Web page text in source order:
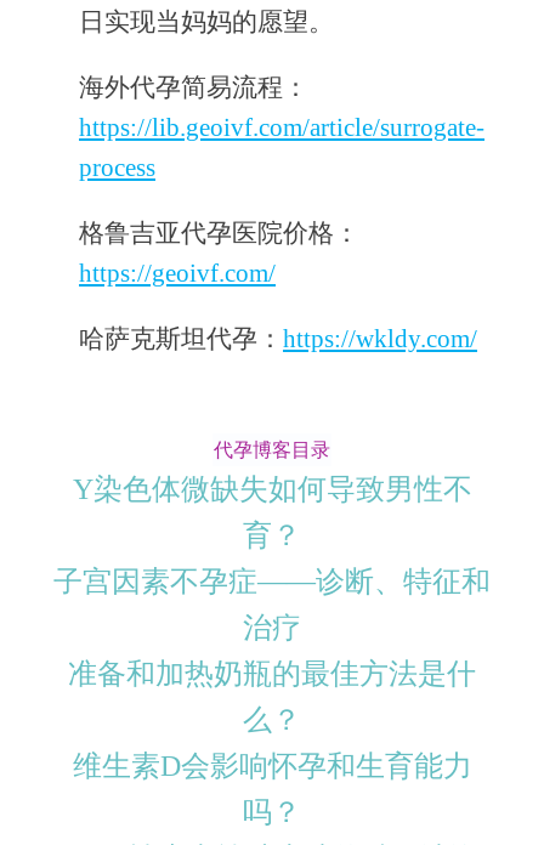
日实现当妈妈的愿望。
海外代孕简易流程：
https://lib.geoivf.com/article/surrogate-
process
格鲁吉亚代孕医院价格：
https://geoivf.com/
哈萨克斯坦代孕： https://wkldy.com/
代孕博客目录
Y染色体微缺失如何导致男性不
育？
子宫因素不孕症——诊断、特征和
治疗
准备和加热奶瓶的最佳方法是什
么？
维生素D会影响怀孕和生育能力
吗？